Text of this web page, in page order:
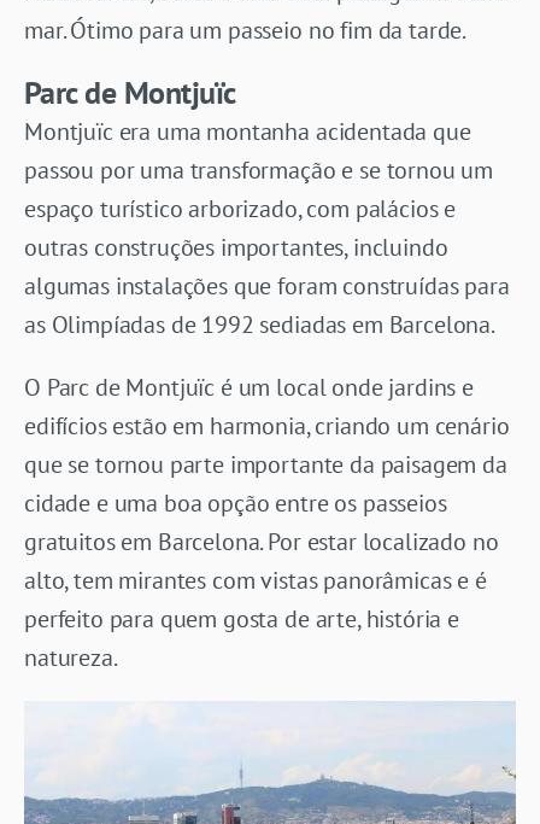
mar. Ótimo para um passeio no fim da tarde.
Parc de Montjuïc
Montjuïc era uma montanha acidentada que
passou por uma transformação e se tornou um
espaço turístico arborizado, com palácios e
outras construções importantes, incluindo
algumas instalações que foram construídas para
as Olimpíadas de 1992 sediadas em Barcelona.
O Parc de Montjuïc é um local onde jardins e
edifícios estão em harmonia, criando um cenário
que se tornou parte importante da paisagem da
cidade e uma boa opção entre os passeios
gratuitos em Barcelona. Por estar localizado no
alto, tem mirantes com vistas panorâmicas e é
perfeito para quem gosta de arte, história e
natureza.